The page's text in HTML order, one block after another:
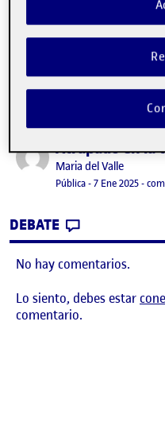
Publicado porAtrapado en la
Publicado por
Maria del Valle
Visibilidad:
Pública-Fecha de
7 Ene 2025-
DEBATE
No hay comentarios.
Lo siento, debes estar
comentario.